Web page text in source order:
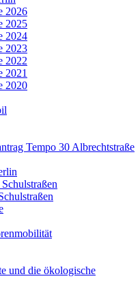
2026
2025
2024
2023
2022
2021
2020
Tempo 30 Albrechtstraße
und die ökologische